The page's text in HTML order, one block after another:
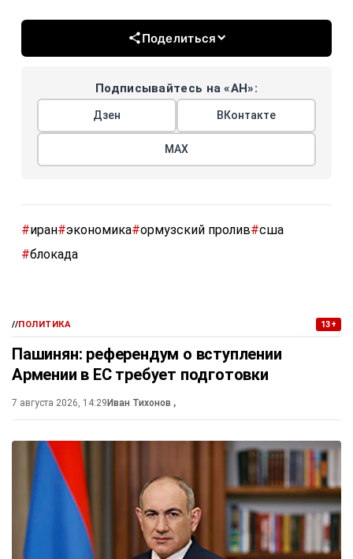
Поделиться
Подписывайтесь на «АН»:
Дзен ВКонтакте
МАХ
#иран#экономика#ормузский пролив#сша
#блокада
//ПОЛИТИКА 13+
Пашинян: референдум о вступлении
Армении в ЕС требует подготовки
7 августа 2026, 14:29Иван Тихонов ,